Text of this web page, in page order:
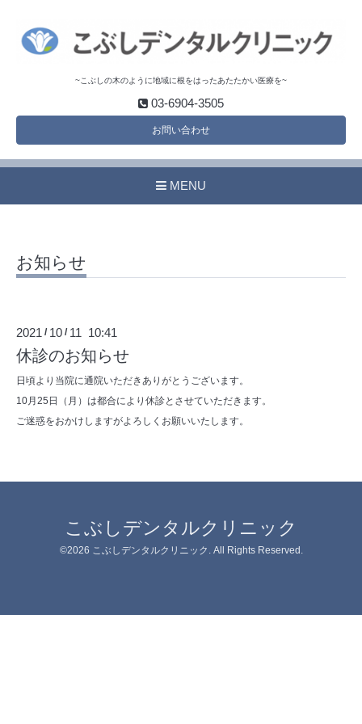
~こぶしの木のように地域に根をはったあたたかい医療を~
03-6904-3505
お問い合わせ
MENU
お知らせ
2021 / 10 / 11 10:41
休診のお知らせ
日頃より当院に通院いただきありがとうございます。
10月25日（月）は都合により休診とさせていただきます。
ご迷惑をおかけしますがよろしくお願いいたします。
こぶしデンタルクリニック
©2026 こぶしデンタルクリニック . All Rights Reserved.